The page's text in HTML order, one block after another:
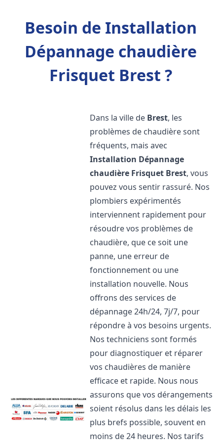
Besoin de Installation
Dépannage chaudière
Frisquet Brest ?
Dans la ville de Brest, les
problèmes de chaudière sont
fréquents, mais avec
Installation Dépannage
chaudière Frisquet Brest, vous
pouvez vous sentir rassuré. Nos
plombiers expérimentés
interviennent rapidement pour
résoudre vos problèmes de
chaudière, que ce soit une
panne, une erreur de
fonctionnement ou une
installation nouvelle. Nous
offrons des services de
dépannage 24h/24, 7j/7, pour
répondre à vos besoins urgents.
Nos techniciens sont formés
pour diagnostiquer et réparer
vos chaudières de manière
efficace et rapide. Nous nous
assurons que vos dérangements
soient résolus dans les délais les
plus brefs possible, souvent en
moins de 24 heures. Nos tarifs